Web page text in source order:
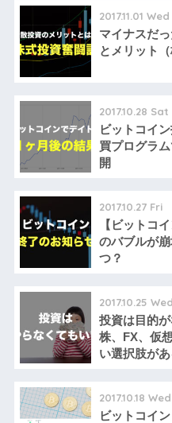
2017.11.01 Wed
マイナスだ
とメリット
2017.10.28 Sat
ビットコイ
買プログラ
開
2017.10.27 Fri
【ビットコ
のバブルが
つ？
2017.10.25 Wed
投資は目的が
株、FX、仮
い選択肢が
2017.10.18 Wed
ビットコイ